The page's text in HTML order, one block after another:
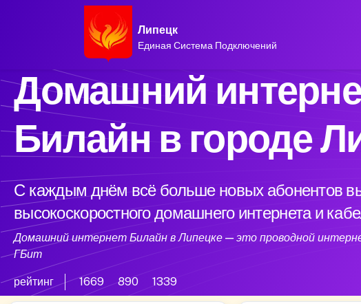
Липецк
Единая Система Подключений
Домашний
Билайн в городе
С каждым днём всё больше новых абонентов
высокоскоростного домашнего интернета и
Домашний интернет Билайн в Липецке — это проводной
ГБит
рейтинг 1669 890 1339